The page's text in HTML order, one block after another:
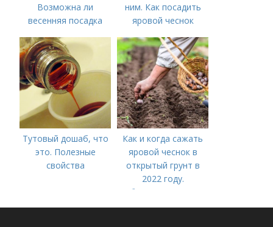
Возможна ли
весенняя посадка
лучше делать
ним. Как посадить
яровой чеснок
Тутовый дошаб, что
это. Полезные
свойства
Как и когда сажать
яровой чеснок в
открытый грунт в
2022 году.
Добавление статьи в
новую подборку